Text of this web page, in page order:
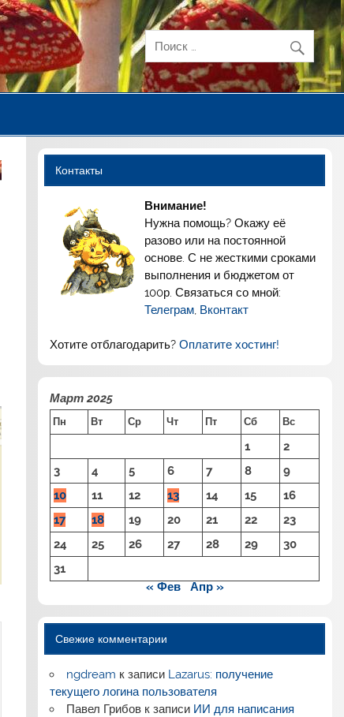
Контакты
Внимание!
Нужна помощь? Окажу её
разово или на постоянной
основе. С не жесткими сроками
выполнения и бюджетом от
100р. Связаться со мной:
Телеграм Вконтакт
Хотите отблагодарить?Оплатите хостинг!
Март 2025
Пн Вт Ср Чт Пт Сб Вс
1
2
3
4 5 6 7 8
9
10
11 12 13 14 15
16
17
18 19 20 21 22
23
24
25 26 27 28 29
30
31
« Фев
Апр »
Свежие комментарии
ngdream к записи Lazarus: получение
текущего логина пользователя
Павел Грибов к записи ИИ для написания